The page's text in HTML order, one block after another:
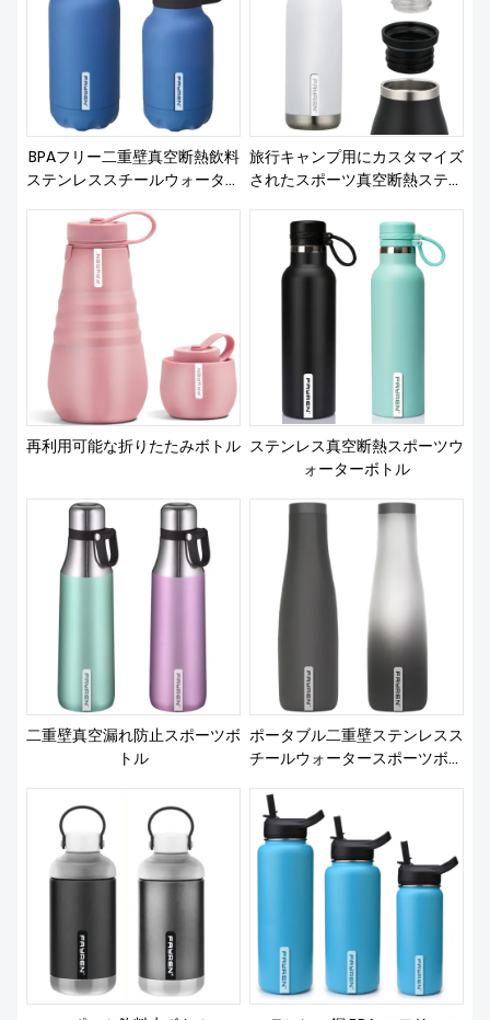
BPAフリー二重壁真空断熱飲料
ステンレススチールウォーター
旅行キャンプ用にカスタマイズ
されたスポーツ真空断熱ステン
再利用可能な折りたたみボトル ステンレス真空断熱スポーツウ
ォーターボトル
二重壁真空漏れ防止スポーツボ
トル
ポータブル二重壁ステンレスス
チールウォータースポーツボト